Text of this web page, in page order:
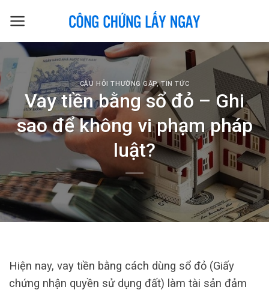
CÂU HỎI THƯỜNG GẶP,TIN TỨC
Vay tiền bằng sổ đỏ – Ghi
sao để không vi phạm pháp
luật?
Hiện nay, vay tiền bằng cách dùng sổ đỏ (Giấy
chứng nhận quyền sử dụng đất) làm tài sản đảm